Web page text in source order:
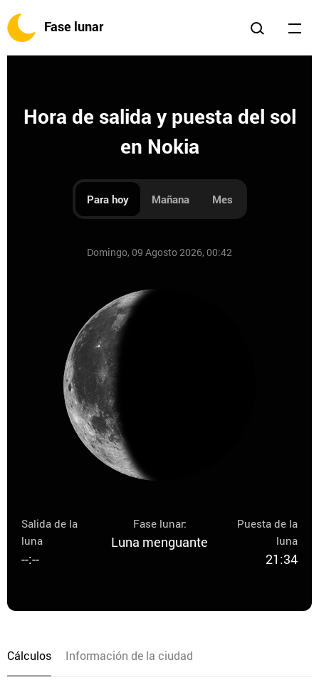
Fase lunar
Hora de salida y puesta del sol
en Nokia
Para hoy Mañana Mes
Domingo, 09 Agosto 2026, 00:42
Salida de la
luna
--:--
Fase lunar:
Luna menguante
Puesta de la
luna
21:34
Cálculos Información de la ciudad